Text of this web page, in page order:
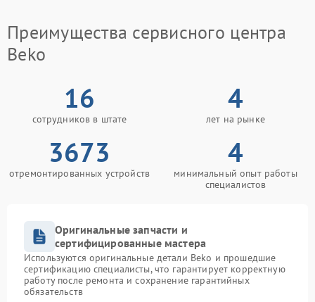
Преимущества сервисного центра
Beko
16
сотрудников в штате
4
лет на рынке
3673
отремонтированных устройств
4
минимальный опыт работы
специалистов
Оригинальные запчасти и
сертифицированные мастера
Используются оригинальные детали Beko и прошедшие
сертификацию специалисты, что гарантирует корректную
работу после ремонта и сохранение гарантийных
обязательств